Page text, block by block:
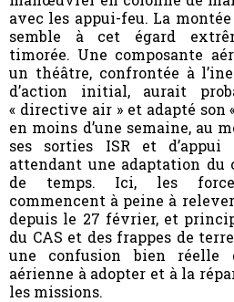
avec les appui-feu. La
semble à cet égard
timorée. Une composante
un théâtre, confrontée à
d’action initial, aurait
« directive air » et adapté son
en moins d’une semaine, au
ses sorties ISR et d’appui
attendant une adaptation du
de temps. Ici, les
commencent à peine à
depuis le 27 février, et
du CAS et des frappes de
une confusion bien réelle
aérienne à adopter et à la
les missions.